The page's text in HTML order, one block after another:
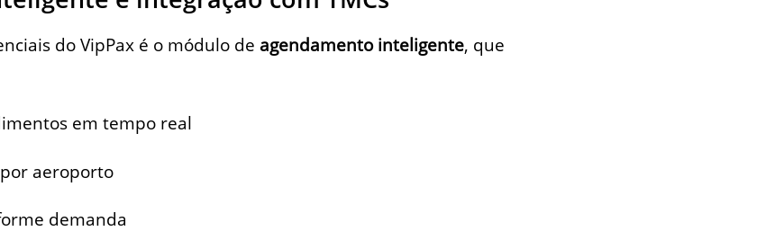
do VipPax é o módulo de agendamento inteligente, que
em tempo real
aeroporto
demanda